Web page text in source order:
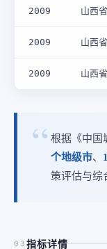
2009 山西省
2009 山西省
2009 山西省
根据《中国
个地级市、
策评估与综
03 指标详情